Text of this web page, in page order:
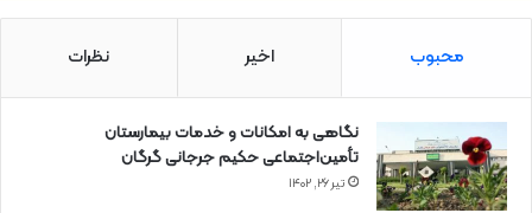
محبوب اخیر نظرات
نگاهی به امکانات و خدمات بیمارستان
تأمین‌اجتماعی حکیم جرجانی گرگان
تیر ۲۶, ۱۴۰۲